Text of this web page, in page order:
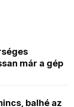
már a gép
balhé az